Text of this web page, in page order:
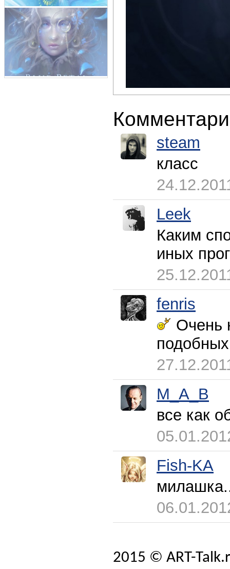
steam
класс
Leek
Каким
иных
fenris
Очень
M_A_B
все как
Fish-KA
2015 © ART-